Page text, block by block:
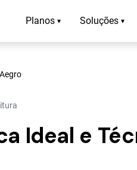
Planos ▾ Soluções ▾
Ideal e